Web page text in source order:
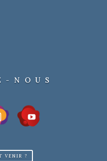
NOUS
VENIR ?